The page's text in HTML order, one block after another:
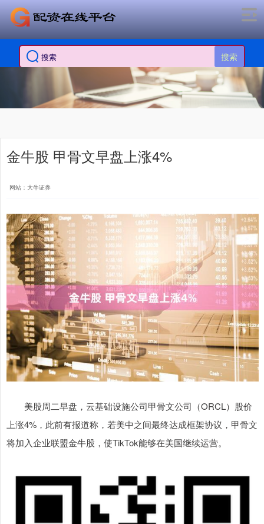
搜索
金牛股 甲骨文早盘上涨4%
网站：大牛证券
美股周二早盘，云基础设施公司甲骨文公司（ORCL）股价
上涨4%，此前有报道称，若美中之间最终达成框架协议，甲骨文
将加入企业联盟金牛股，使TikTok能够在美国继续运营。